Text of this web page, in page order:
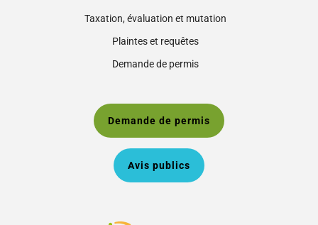
Taxation, évaluation et mutation
Plaintes et requêtes
Demande de permis
Demande de permis
Avis publics